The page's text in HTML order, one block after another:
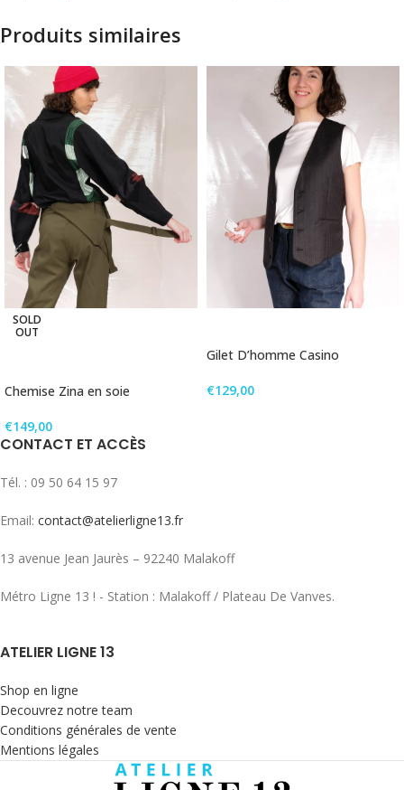
Produits similaires
SOLD
OUT
Chemise Zina en soie
€149,00
Gilet D’homme Casino
€129,00
CONTACT ET ACCÈS
Tél. : 09 50 64 15 97
Email: contact@atelierligne13.fr
13 avenue Jean Jaurès – 92240 Malakoff
Métro Ligne 13 ! - Station : Malakoff / Plateau De Vanves.
ATELIER LIGNE 13
Shop en ligne
Decouvrez notre team
Conditions générales de vente
Mentions légales